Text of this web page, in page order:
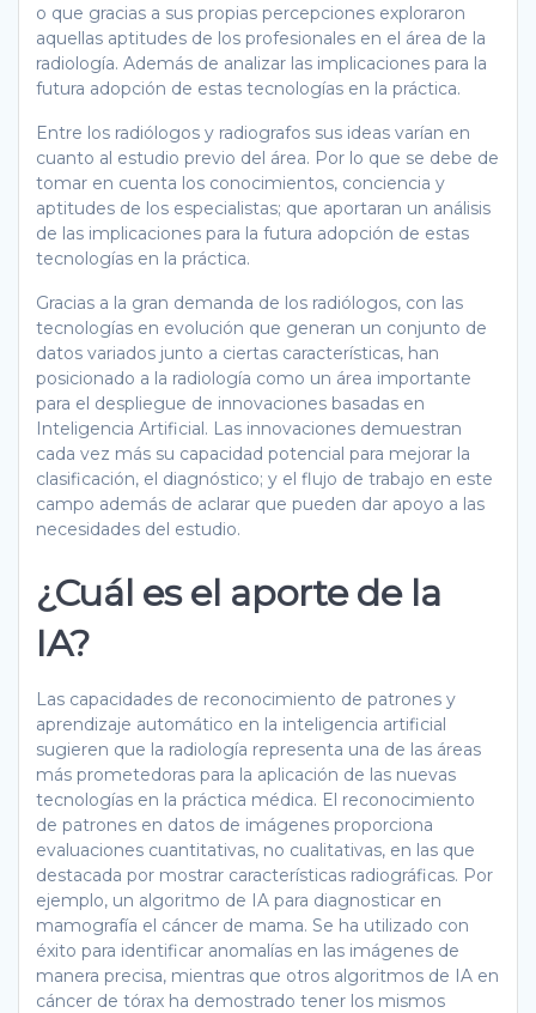
o que gracias a sus propias percepciones exploraron
aquellas aptitudes de los profesionales en el área de la
radiología. Además de analizar las implicaciones para la
futura adopción de estas tecnologías en la práctica.
Entre los radiólogos y radiografos sus ideas varían en
cuanto al estudio previo del área. Por lo que se debe de
tomar en cuenta los conocimientos, conciencia y
aptitudes de los especialistas; que aportaran un análisis
de las implicaciones para la futura adopción de estas
tecnologías en la práctica.
Gracias a la gran demanda de los radiólogos, con las
tecnologías en evolución que generan un conjunto de
datos variados junto a ciertas características, han
posicionado a la radiología como un área importante
para el despliegue de innovaciones basadas en
Inteligencia Artificial. Las innovaciones demuestran
cada vez más su capacidad potencial para mejorar la
clasificación, el diagnóstico; y el flujo de trabajo en este
campo además de aclarar que pueden dar apoyo a las
necesidades del estudio.
¿Cuál es el aporte de la
IA?
Las capacidades de reconocimiento de patrones y
aprendizaje automático en la inteligencia artificial
sugieren que la radiología representa una de las áreas
más prometedoras para la aplicación de las nuevas
tecnologías en la práctica médica. El reconocimiento
de patrones en datos de imágenes proporciona
evaluaciones cuantitativas, no cualitativas, en las que
destacada por mostrar características radiográficas. Por
ejemplo, un algoritmo de IA para diagnosticar en
mamografía el cáncer de mama. Se ha utilizado con
éxito para identificar anomalías en las imágenes de
manera precisa, mientras que otros algoritmos de IA en
cáncer de tórax ha demostrado tener los mismos